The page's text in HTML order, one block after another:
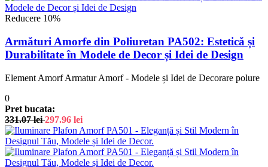
Reducere 10%
Armături Amorfe din Poliuretan PA502: Estetică și
Durabilitate în Modele de Decor și Idei de Design
Element Amorf Armatur Amorf - Modele și Idei de Decorare polure
0
Pret bucata:
331.07lei 297.96 lei